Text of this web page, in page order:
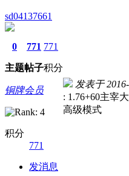
sd04137661
0
主题
771
帖子
771
积分
铜牌会员
积分
771
发消息
发表于
: 1.76+60主宰
高级模式